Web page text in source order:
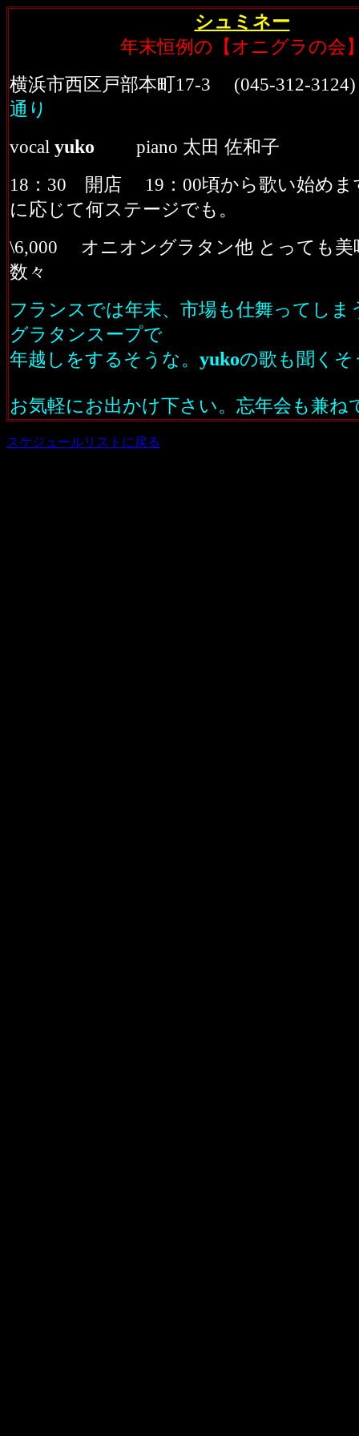
シュミネー
年末恒例の【オニグラの会
横浜市西区戸部本町17-3 (045-312-
通り
vocal yuko piano 太田 佐和子
18：30 開店 19：00頃から歌い始めま
に応じて何ステージでも。
\6,000 オニオングラタン他 とっても美
数々
フランスでは年末、市場も仕舞ってしま
グラタンスープで
年越しをするそうな。 yukoの歌も聞くそ
お気軽にお出かけ下さい。忘年会も兼ね
スケジュールリストに戻る